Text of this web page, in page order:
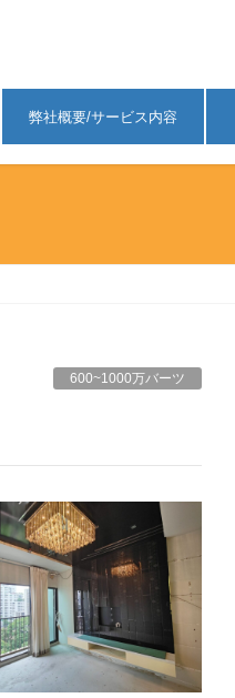
弊社概要/サービス内容
600~1000万バーツ